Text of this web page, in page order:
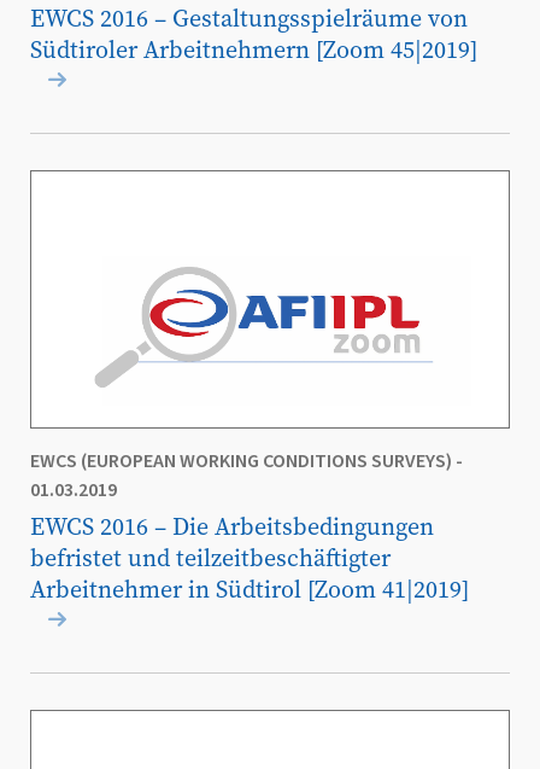
EWCS 2016 – Gestaltungsspielräume von
Südtiroler Arbeitnehmern [Zoom 45|2019]
EWCS (EUROPEAN WORKING CONDITIONS SURVEYS) -
01.03.2019
EWCS 2016 – Die Arbeitsbedingungen
befristet und teilzeitbeschäftigter
Arbeitnehmer in Südtirol [Zoom 41|2019]